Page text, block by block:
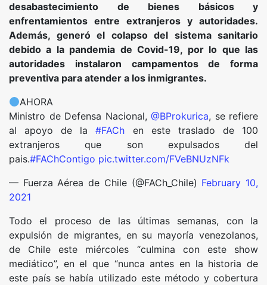
desabastecimiento de bienes básicos y
enfrentamientos entre extranjeros y autoridades.
Además, generó el colapso del sistema sanitario
debido a la pandemia de Covid-19, por lo que las
autoridades instalaron campamentos de forma
preventiva para atender a los inmigrantes.
AHORA
Ministro de Defensa Nacional, @BProkurica, se refiere
al apoyo de la#FACh en este traslado de 100
extranjeros que son expulsados del
pais.#FAChContigo pic.twitter.com/FVeBNUzNFk
— Fuerza Aérea de Chile (@FACh_Chile) February 10,
2021
Todo el proceso de las últimas semanas, con la
expulsión de migrantes, en su mayoría venezolanos,
de Chile este miércoles “culmina con este show
mediático”, en el que “nunca antes en la historia de
este país se había utilizado este método y cobertura